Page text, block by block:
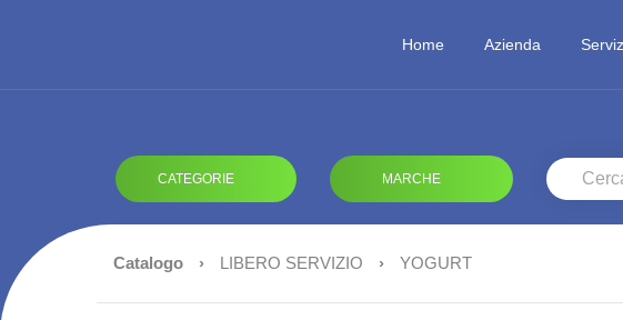
Home Azienda
CATEGORIE MARCHE
Catalogo › LIBERO SERVIZIO › YOGURT